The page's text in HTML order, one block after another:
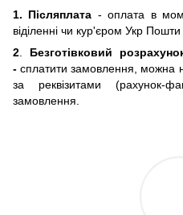
1. Післяплата - оплата в
віділенні чи кур'єром Укр
2
Безготівковий
-сплатити замовлення, можна
за реквізитами (рахунок-
замовлення.